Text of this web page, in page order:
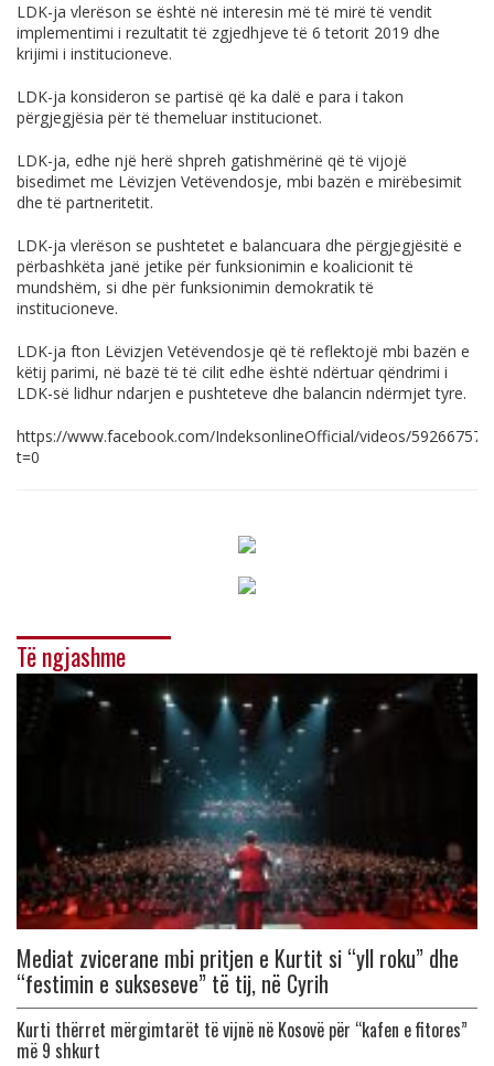
LDK-ja vlerёson se ёshtё nё interesin mё tё mirё tё vendit
implementimi i rezultatit tё zgjedhjeve tё 6 tetorit 2019 dhe
krijimi i institucioneve.
LDK-ja konsideron se partisё qё ka dalё e para i takon
pёrgjegjёsia pёr tё themeluar institucionet.
LDK-ja, edhe njё herё shpreh gatishmёrinё qё tё vijojё
bisedimet me Lёvizjen Vetёvendosje, mbi bazёn e mirёbesimit
dhe tё partneritetit.
LDK-ja vlerёson se pushtetet e balancuara dhe pёrgjegjёsitё e
pёrbashkёta janё jetike pёr funksionimin e koalicionit tё
mundshёm, si dhe pёr funksionimin demokratik tё
institucioneve.
LDK-ja fton Lёvizjen Vetёvendosje qё tё reflektojё mbi bazёn e
kёtij parimi, nё bazё tё tё cilit edhe ёshtё ndёrtuar qёndrimi i
LDK-sё lidhur ndarjen e pushteteve dhe balancin ndёrmjet tyre.
https://www.facebook.com/IndeksonlineOfficial/videos/
t=0
Të ngjashme
Mediat zvicerane mbi pritjen e Kurtit si “yll roku” dhe
“festimin e sukseseve” të tij, në Cyrih
Kurti thërret mërgimtarët të vijnë në Kosovë për “kafen e fitores”
më 9 shkurt